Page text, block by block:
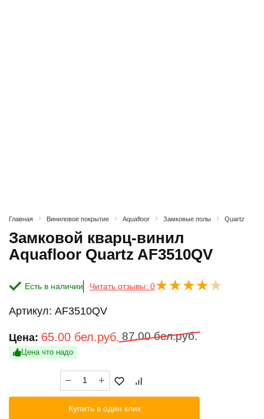
Главная Виниловое покрытие Aquafloor Замковые полы Quartz
Замковой кварц-винил
Aquafloor Quartz AF3510QV
Есть в наличии Читать отзывы: 0
Артикул: AF3510QV
Цена: 87.00бел.руб.
Первоначальная
цена
составляла
87.00 бел.руб..
65.00 бел.руб.
Текущая
цена:
65.00 бел.руб..
Цена что надо
Количество
товара
кварц-
Купить в один клик